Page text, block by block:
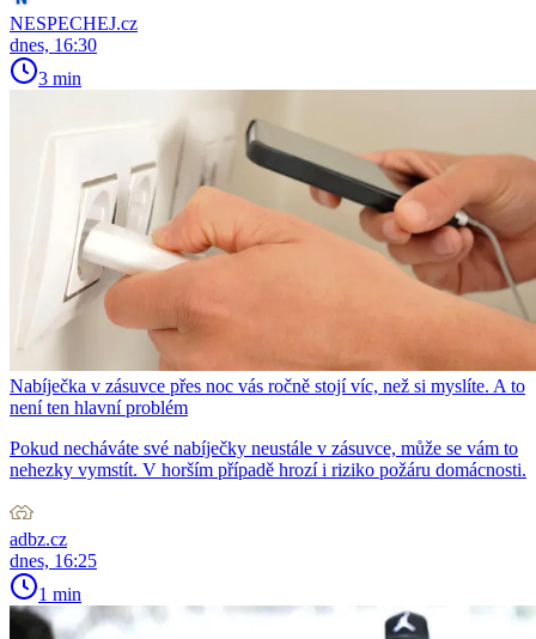
NESPECHEJ.cz
dnes, 16:30
3 min
Nabíječka v zásuvce přes noc vás ročně stojí víc, než si myslíte. A to
není ten hlavní problém
Pokud necháváte své nabíječky neustále v zásuvce, může se vám to
nehezky vymstít. V horším případě hrozí i riziko požáru domácnosti.
adbz.cz
dnes, 16:25
1 min